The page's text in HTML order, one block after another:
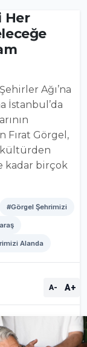
Her
Ağı’na
İstanbul’da
Fırat Görgel,
kültürden
kadar birçok
#Görgel Şehrimizi
Alanda
A- A+